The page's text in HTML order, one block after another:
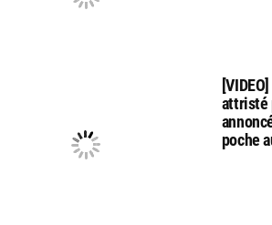
attristé
poche